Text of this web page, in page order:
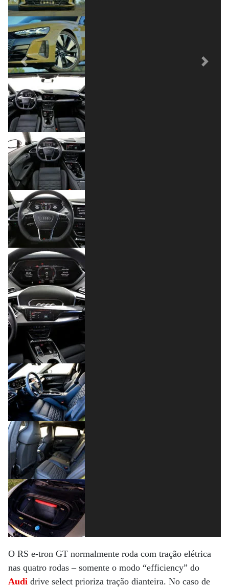
Previous Next
O RS e-tron GT normalmente roda com tração elétrica
nas quatro rodas – somente o modo “efficiency” do
Audi drive select prioriza tração dianteira. No caso de